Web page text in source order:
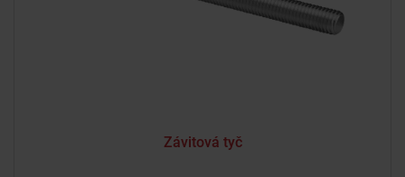
Závitová tyč